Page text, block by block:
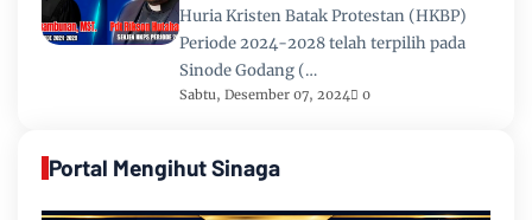
Huria Kristen Batak Protestan (HKBP)
Periode 2024-2028 telah terpilih pada
Sinode Godang (…
Sabtu, Desember 07, 2024 0
Portal Mengihut Sinaga